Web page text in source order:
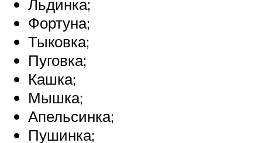
Льдинка;
Фортуна;
Тыковка;
Пуговка;
Кашка;
Мышка;
Апельсинка;
Пушинка;